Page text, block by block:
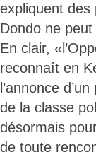
expliquent des
Dondo ne
En clair,
reconnaît en
l’annonce
de la classe
désormais
de toute